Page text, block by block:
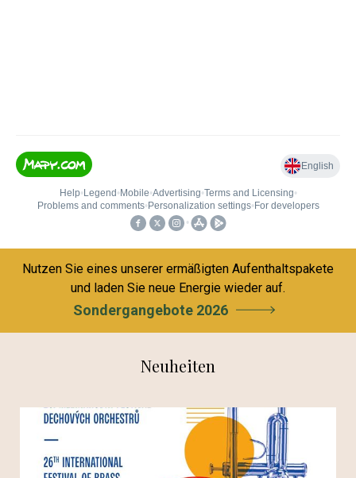
Nutzen Sie eines unserer ermäßigten Aufenthaltspakete
und laden Sie neue Energie wieder auf.
Sondergangebote 2026
Neuheiten